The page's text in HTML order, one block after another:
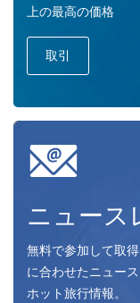
上の最高の価格
取引
ニュース
無料で参加して取得
に合わせたニュー
ホット旅行情報。